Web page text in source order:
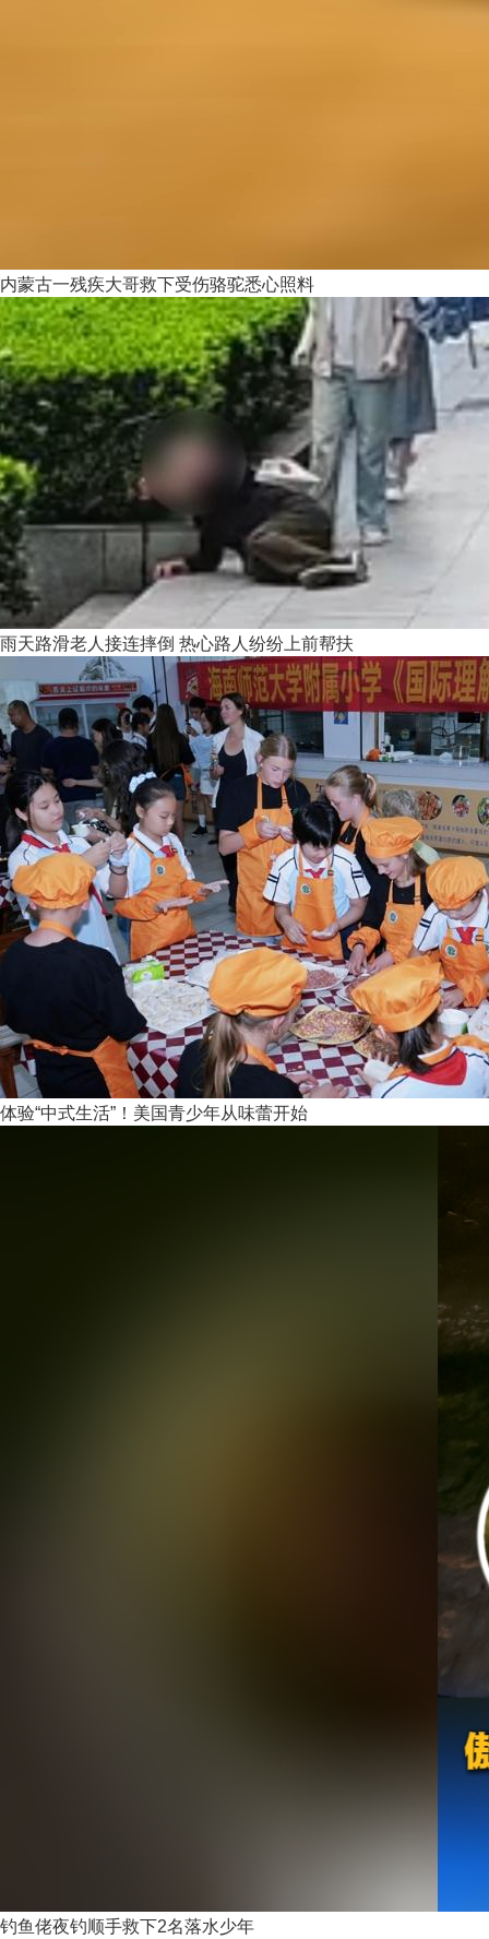
内蒙古一残疾大哥救下受伤骆驼悉心照料
雨天路滑老人接连摔倒 热心路人纷纷上前帮扶
体验“中式生活”！美国青少年从味蕾开始
钓鱼佬夜钓顺手救下2名落水少年